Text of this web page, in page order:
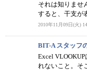
それは知りませ
すると、干支が
2010年11月09日(火)
BIT-A スタッフ
Excel
れないこと。そ